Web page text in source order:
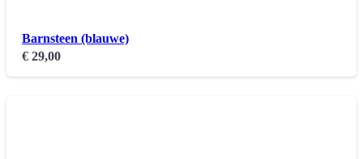
Barnsteen (blauwe)
€ 29,00